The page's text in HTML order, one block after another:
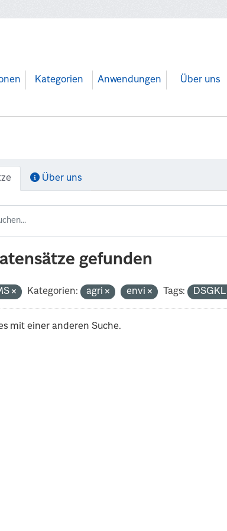
Kategorien Anwendungen Über uns
Über uns
gefunden
Kategorien: agri envi Tags:
mit einer anderen Suche.